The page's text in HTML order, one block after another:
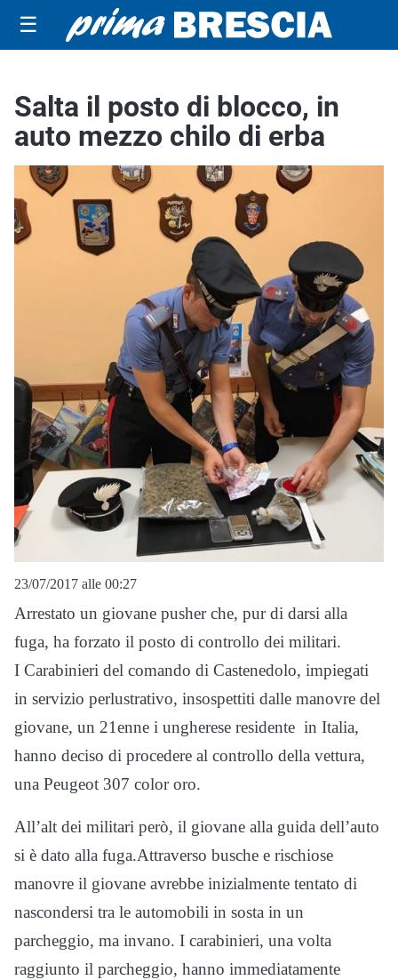
☰
Salta il posto di blocco, in
auto mezzo chilo di erba
23/07/2017 alle 00:27
Arrestato un giovane pusher che, pur di darsi alla
fuga, ha forzato il posto di controllo dei militari.
I Carabinieri del comando di Castenedolo, impiegati
in servizio perlustrativo, insospettiti dalle manovre del
giovane, un 21enne i ungherese residente in Italia,
hanno deciso di procedere al controllo della vettura,
una Peugeot 307 color oro.
All’alt dei militari però, il giovane alla guida dell’auto
si è dato alla fuga.Attraverso busche e rischiose
manovre il giovane avrebbe inizialmente tentato di
nascondersi tra le automobili in sosta in un
parcheggio, ma invano. I carabinieri, una volta
raggiunto il parcheggio, hanno immediatamente